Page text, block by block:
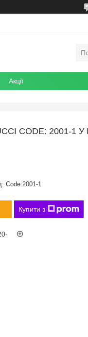
Акції
CODE: 2001-1 У
Code:2001-1
Купити з